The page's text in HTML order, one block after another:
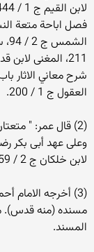
العقول ج 1 / 200.
(2) قال عمر: "
وعلى عهد أبى بكر
لابن خلكان ج 2 / 359 ط ايران، الغدير ج 6 / 211.
المسند.